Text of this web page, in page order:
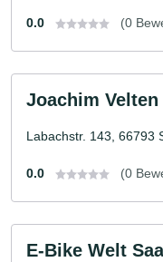
0.0 (0
Joachim
Labachstr. 143, 66793
0.0 (0
E-Bike Welt